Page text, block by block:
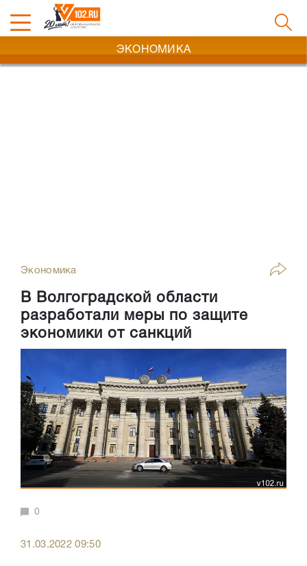
ЭКОНОМИКА
Экономика
В Волгоградской области
разработали меры по защите
экономики от санкций
0
31.03.2022 09:50